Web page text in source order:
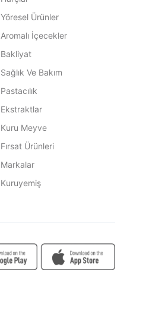
Yöresel Ürünler
Aromalı İçecekler
Bakliyat
Sağlık Ve Bakım
Pastacılık
Ekstraktlar
Kuru Meyve
Fırsat Ürünleri
Markalar
Kuruyemiş